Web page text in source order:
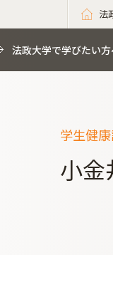
法
法政大学で学びたい
学生健
小金